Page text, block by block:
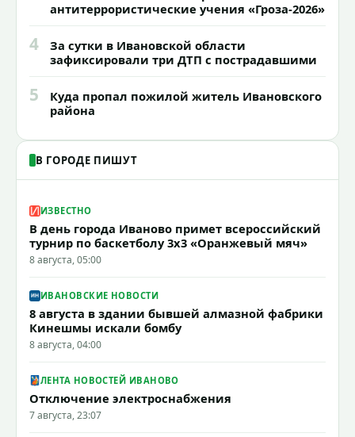
антитеррористические учения «Гроза-2026»
4
За сутки в Ивановской области
зафиксировали три ДТП с пострадавшими
5
Куда пропал пожилой житель Ивановского
района
В ГОРОДЕ ПИШУТ
ИЗВЕСТНО
В день города Иваново примет всероссийский
турнир по баскетболу 3x3 «Оранжевый мяч»
8 августа, 05:00
ИВАНОВСКИЕ НОВОСТИ
8 августа в здании бывшей алмазной фабрики
Кинешмы искали бомбу
8 августа, 04:00
ЛЕНТА НОВОСТЕЙ ИВАНОВО
Отключение электроснабжения
7 августа, 23:07